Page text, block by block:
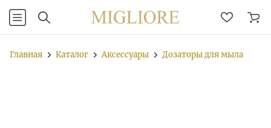
Главная Каталог Аксессуары Дозаторы для мыла